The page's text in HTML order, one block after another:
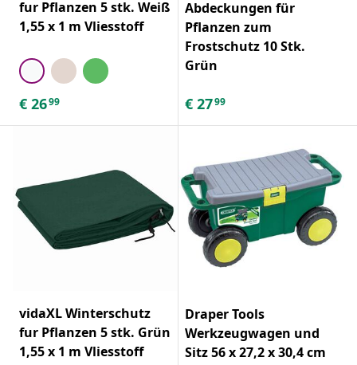
fur Pflanzen 5 stk. Weiß
1,55 x 1 m Vliesstoff
€ 2699
Abdeckungen für
Pflanzen zum
Frostschutz 10 Stk.
Grün
€ 2799
vidaXL Winterschutz
fur Pflanzen 5 stk. Grün
1,55 x 1 m Vliesstoff
Draper Tools
Werkzeugwagen und
Sitz 56 x 27,2 x 30,4 cm